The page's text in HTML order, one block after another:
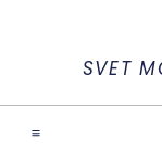
SVET